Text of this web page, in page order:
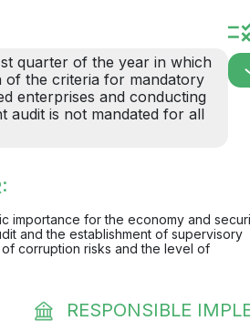
quarter of the year in which
of the criteria for mandatory
enterprises and conducting
audit is not mandated for all
importance for the economy and
and the establishment of supervisory
corruption risks and the level of
RESPONSIBLE